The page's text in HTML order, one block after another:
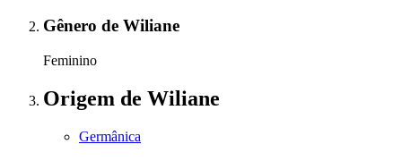
Gênero de Wiliane
Feminino
Origem de Wiliane
Germânica